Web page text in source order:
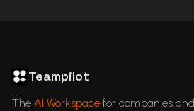
Teampilot
The AI Workspace for companies
ChatGPT in Languages
GDPR Compliant ChatGPT
ChatGPT for business
Articles